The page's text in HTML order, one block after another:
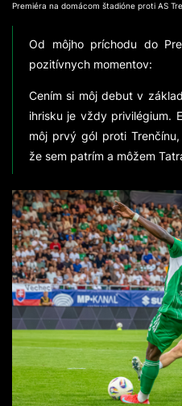
Premiéra na domácom štadióne proti AS
Od môjho príchodu do
pozitívnych momentov:
Cením si môj debut v
ihrisku je vždy privilégium.
môj prvý gól proti
že sem patrím a môžem